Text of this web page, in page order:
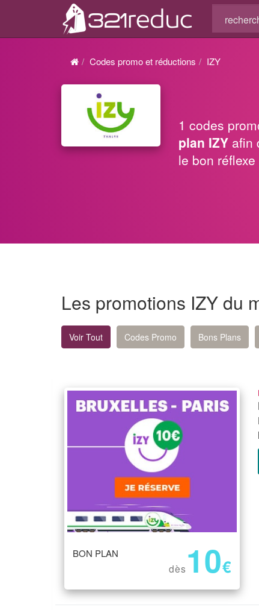
Codes promo et réductions IZY
1 codes
plan IZY afin
le bon
Les promotions IZY du
Voir Tout Codes Promo Bons Plans
BON PLAN
dès 10€